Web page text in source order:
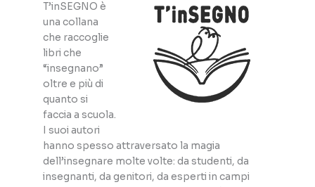
T’inSEGNO è
una collana
che raccoglie
libri che
“insegnano”
oltre e più di
quanto si
faccia a scuola.
I suoi autori
hanno spesso attraversato la magia
dell’insegnare molte volte: da studenti, da
insegnanti, da genitori, da esperti in campi